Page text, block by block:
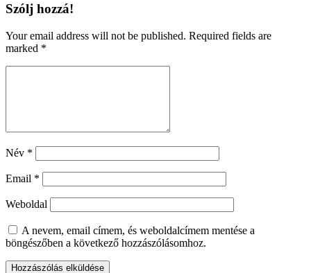
Szólj hozzá!
Your email address will not be published. Required fields are
marked *
Név *
Email *
Weboldal
A nevem, email címem, és weboldalcímem mentése a
böngészőben a következő hozzászólásomhoz.